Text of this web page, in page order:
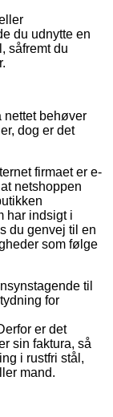
du udnytte en
såfremt du
nettet behøver
dog er det
firmaet er e-
netshoppen
har indsigt i
du genvej til en
som følge
til
for
er det
sin faktura, så
i rustfri stål,
mand.